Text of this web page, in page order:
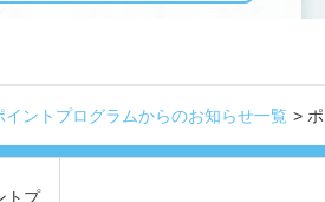
ントプログラムからのお知らせ一覧
トプ